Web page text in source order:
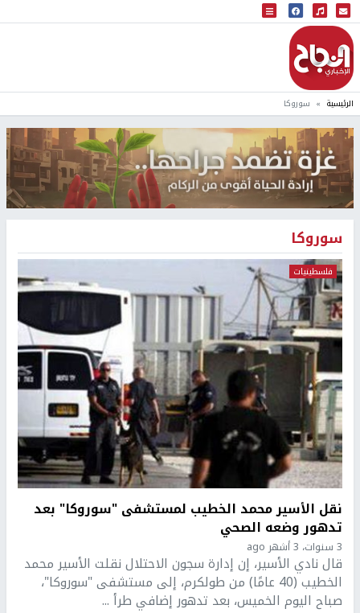
البث المباشر
إذاعة النجاح
الرئيسية سوروكا
سوروكا
فلسطينيات
نقل الأسير محمد الخطيب لمستشفى "سوروكا" بعد
تدهور وضعه الصحي
3 سنوات، 3 أشهر ago
قال نادي الأسير، إن إدارة سجون الاحتلال نقلت الأسير محمد
الخطيب (40 عامًا) من طولكرم، إلى مستشفى "سوروكا"،
صباح اليوم الخميس، بعد تدهور إضافي طرأ ...